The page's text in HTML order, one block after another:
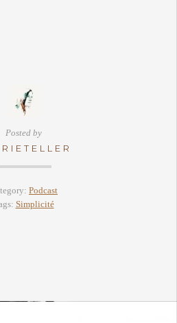
Posted by
Podcast
Simplicité